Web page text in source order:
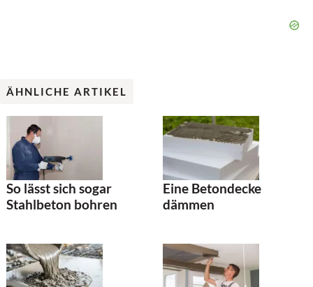
ÄHNLICHE ARTIKEL
So lässt sich sogar
Stahlbeton bohren
Eine Betondecke
dämmen